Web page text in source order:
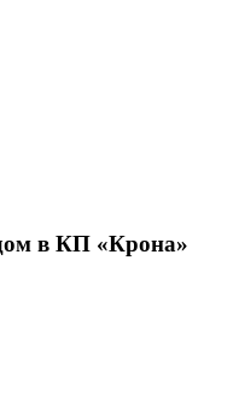
в КП «Крона»